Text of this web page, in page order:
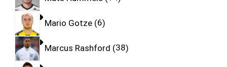
Mario Gotze 6
Marcus Rashford 38